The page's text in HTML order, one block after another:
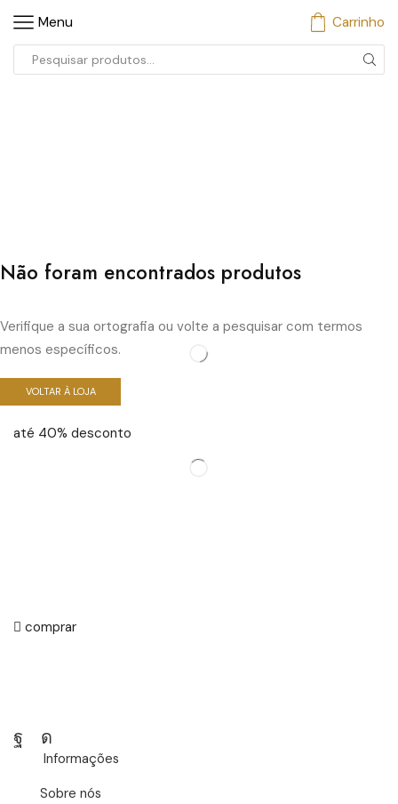
Menu Carrinho
Não foram encontrados produtos
Verifique a sua ortografia ou volte a pesquisar com termos
menos específicos.
VOLTAR À LOJA
até 40% desconto
comprar
Facebook
Instagram
Informações
Sobre nós